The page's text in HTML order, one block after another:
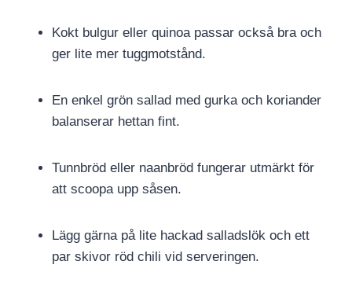
Kokt bulgur eller quinoa passar också bra och
ger lite mer tuggmotstånd.
En enkel grön sallad med gurka och koriander
balanserar hettan fint.
Tunnbröd eller naanbröd fungerar utmärkt för
att scoopa upp såsen.
Lägg gärna på lite hackad salladslök och ett
par skivor röd chili vid serveringen.